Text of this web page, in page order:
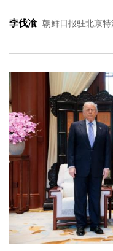
李伐飡 朝鲜日报驻北京